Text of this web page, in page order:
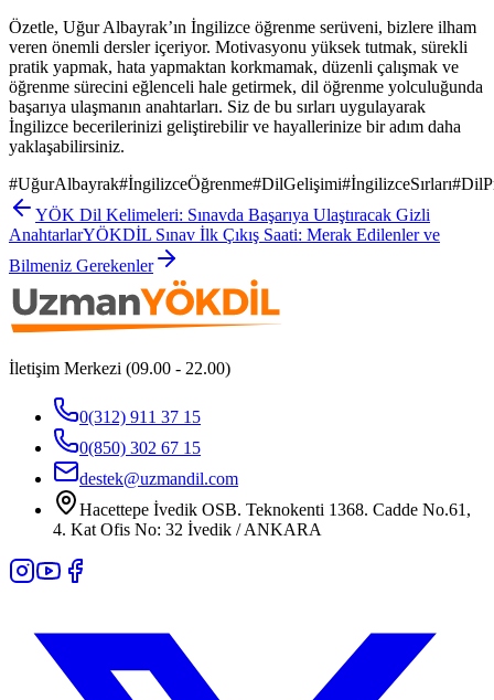
Özetle, Uğur Albayrak’ın İngilizce öğrenme serüveni, bizlere ilham
veren önemli dersler içeriyor. Motivasyonu yüksek tutmak, sürekli
pratik yapmak, hata yapmaktan korkmamak, düzenli çalışmak ve
öğrenme sürecini eğlenceli hale getirmek, dil öğrenme yolculuğunda
başarıya ulaşmanın anahtarları. Siz de bu sırları uygulayarak
İngilizce becerilerinizi geliştirebilir ve hayallerinize bir adım daha
yaklaşabilirsiniz.
#UğurAlbayrak#İngilizceÖğrenme#DilGelişimi#İngilizceSırları#
YÖK Dil Kelimeleri: Sınavda Başarıya Ulaştıracak Gizli
AnahtarlarYÖKDİL Sınav İlk Çıkış Saati: Merak Edilenler ve
Bilmeniz Gerekenler
İletişim Merkezi (09.00 - 22.00)
0(312) 911 37 15
0(850) 302 67 15
destek@uzmandil.com
Hacettepe İvedik OSB. Teknokenti 1368. Cadde No.61,
4. Kat Ofis No: 32 İvedik / ANKARA